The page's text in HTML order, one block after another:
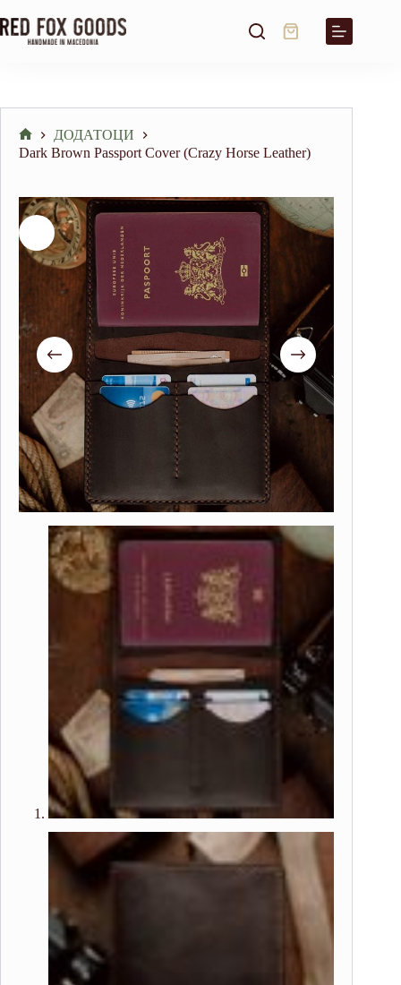
to
content
Shopping
Home
ДОДАТОЦИ
Dark Brown Passport Cover (Crazy Horse Leather)